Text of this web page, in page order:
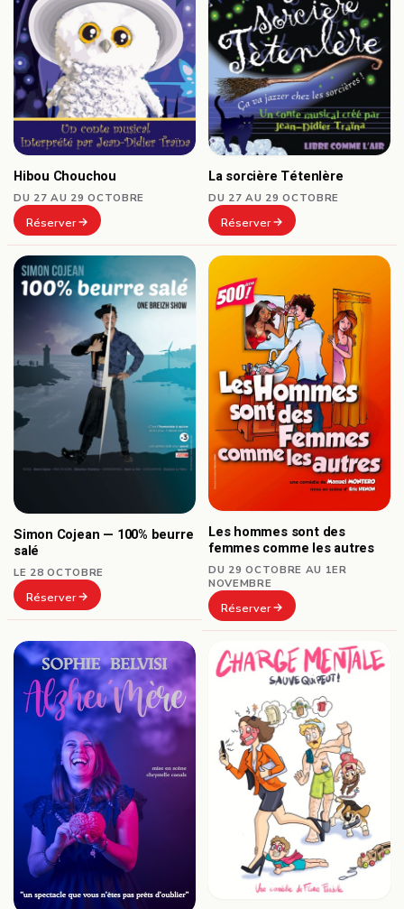
Hibou Chouchou
DU 27 AU 29 OCTOBRE
Réserver
La sorcière Tétenlère
DU 27 AU 29 OCTOBRE
Réserver
Simon Cojean — 100% beurre
salé
LE 28 OCTOBRE
Réserver
Les hommes sont des
femmes comme les autres
DU 29 OCTOBRE AU 1ER
NOVEMBRE
Réserver